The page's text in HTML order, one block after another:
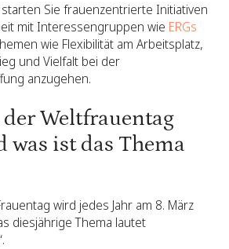
Sie frauenzentrierte Initiativen
mit Interessengruppen wie ERGs
wie Flexibilität am Arbeitsplatz,
und Vielfalt bei der
anzugehen.
Weltfrauentag
was ist das Thema
wird jedes Jahr am 8. März
diesjährige Thema lautet